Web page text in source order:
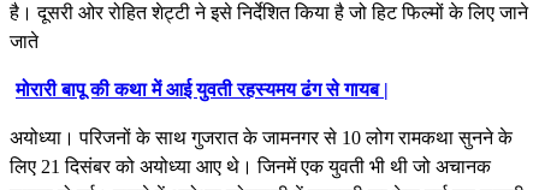
है। दूसरी ओर रोहित शेट्टी ने इसे निर्देशित किया है जो हिट फिल्मों के लिए जाने
जाते
मोरारी बापू की कथा में आई युवती रहस्यमय ढंग से गायब |
अयोध्या। परिजनों के साथ गुजरात के जामनगर से 10 लोग रामकथा सुनने के
लिए 21 दिसंबर को अयोध्या आए थे। जिनमें एक युवती भी थी जो अचानक